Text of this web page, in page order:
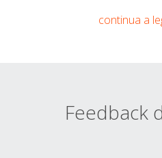
continua a
Feedback